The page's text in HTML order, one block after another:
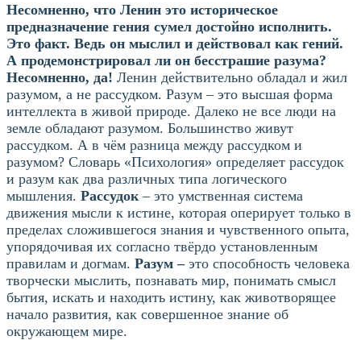
Несомненно, что Ленин это историческое
предназначение гения сумел достойно исполнить.
Это факт. Ведь он мыслил и действовал как гений.
А продемонстрировал ли он бесстрашие разума?
Несомненно, да! Ленин действительно обладал и жил
разумом, а не рассудком. Разум – это высшая форма
интеллекта в живой природе. Далеко не все люди на
земле обладают разумом. Большинство живут
рассудком. А в чём разница между рассудком и
разумом? Словарь «Психология» определяет рассудок
и разум как два различных типа логического
мышления. Рассудок– это умственная система
движения мысли к истине, которая оперирует только в
пределах сложившегося знания и чувственного опыта,
упорядочивая их согласно твёрдо установленным
правилам и догмам. Разум –это способность человека
творчески мыслить, познавать мир, понимать смысл
бытия, искать и находить истину, как животворящее
начало развития, как совершенное знание об
окружающем мире.